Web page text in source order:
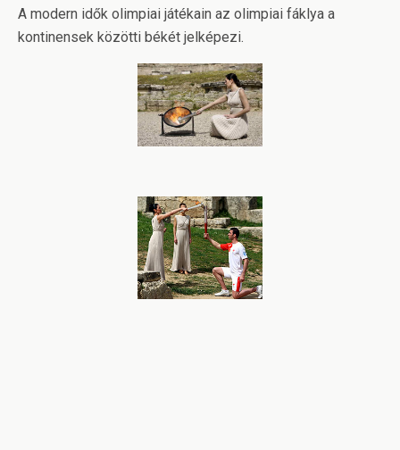
A modern idők olimpiai játékain az olimpiai fáklya a
kontinensek közötti békét jelképezi.